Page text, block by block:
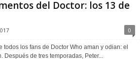
del Doctor: los 13 de
0
todos los fans de Doctor Who aman y odian: el
Después de tres temporadas, Peter...